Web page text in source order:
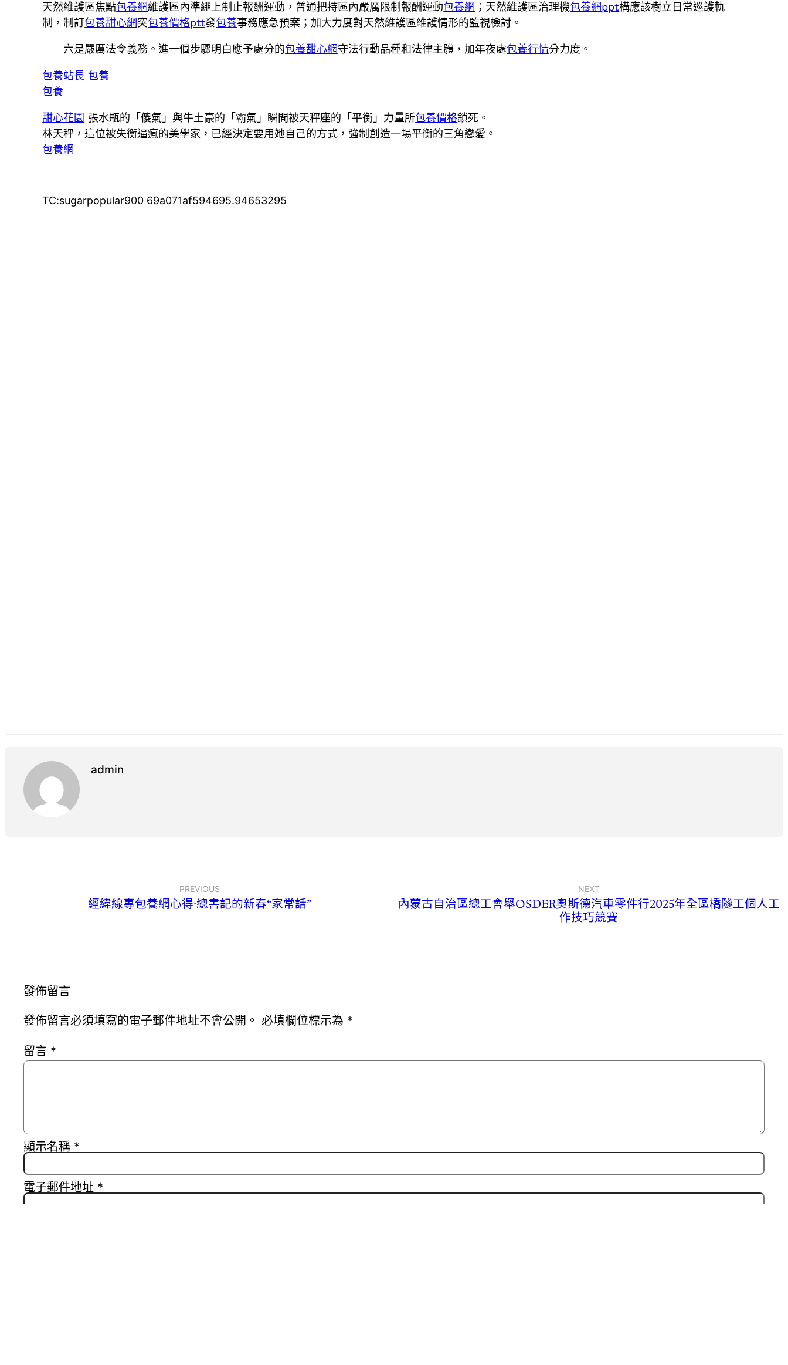
天然維護區焦點包養網維護區內準繩上制止報酬運動，普通把持區內嚴厲限制報酬運動包養網 ；天然維護區治理機包養網ppt構應該樹立日常巡護軌
制，制訂包養甜心網突包養價格ptt發包養事務應急預案；加大力度對天然維護區維護情形的監視檢討。
六是嚴厲法令義務。進一個步驟明白應予處分的包養甜心網守法行動品種和法律主體，加年夜處包養行情分力度。
包養站長 包養
包養
甜心花園 張水瓶的「傻氣」與牛土豪的「霸氣」瞬間被天秤座的「平衡」力量所包養價格鎖死。
林天秤，這位被失衡逼瘋的美學家，已經決定要用她自己的方式，強制創造一場平衡的三角戀愛。
包養網
TC:sugarpopular900 69a071af594695.94653295
admin
PREVIOUS
經緯線專包養網心得·總書記的新春“家常話”
NEXT
內蒙古自治區總工會舉OSDER奧斯德汽車零件行2025年全區橋隧工個人工
作技巧競賽
發佈留言
發佈留言必須填寫的電子郵件地址不會公開。 必填欄位標示為 *
留言 *
顯示名稱 *
電子郵件地址 *